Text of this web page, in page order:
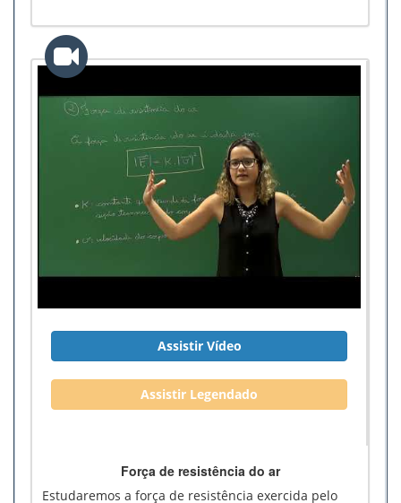
Assistir Vídeo
Assistir Legendado
Força de resistência do ar
Estudaremos a força de resistência exercida pelo